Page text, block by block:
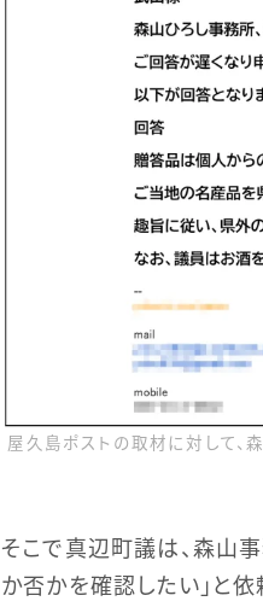
屋久島ポストの取材に対して
そこで真辺町議は、森山
か否かを確認したい」と依